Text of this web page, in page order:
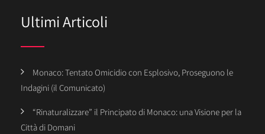
Ultimi Articoli
Monaco: Tentato Omicidio con Esplosivo, Proseguono le
Indagini (il Comunicato)
“Rinaturalizzare” il Principato di Monaco: una Visione per la
Città di Domani